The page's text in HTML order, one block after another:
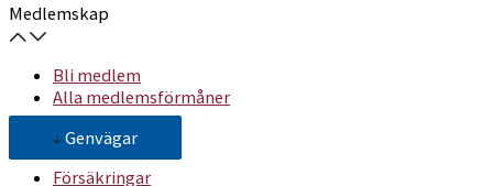
Medlemskap
Bli medlem
Alla medlemsförmåner
Genvägar
Försäkringar